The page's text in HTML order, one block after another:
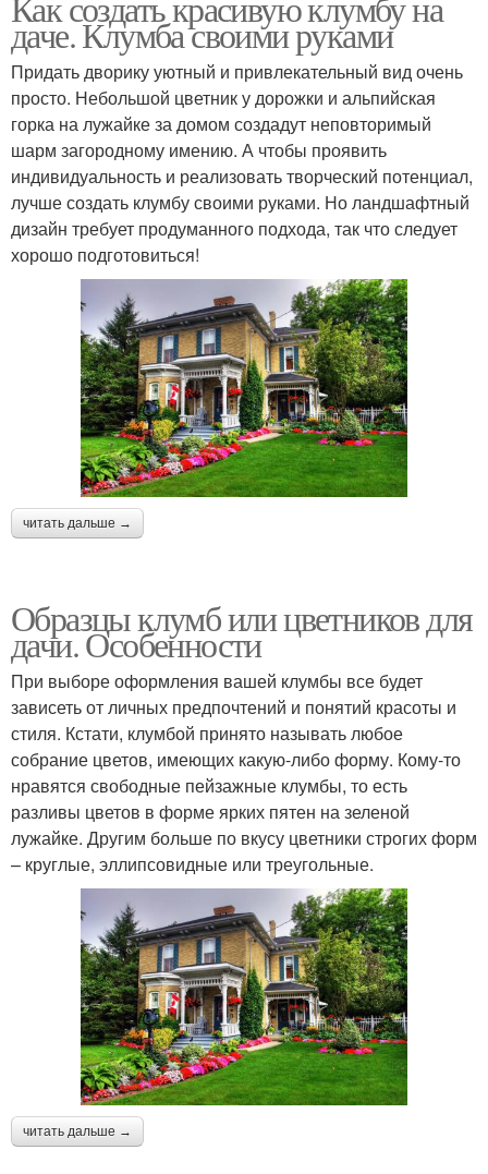
даче. Клумба своими руками
Придать дворику уютный и привлекательный вид очень
просто. Небольшой цветник у дорожки и альпийская
горка на лужайке за домом создадут неповторимый
шарм загородному имению. А чтобы проявить
индивидуальность и реализовать творческий потенциал,
лучше создать клумбу своими руками. Но ландшафтный
дизайн требует продуманного подхода, так что следует
хорошо подготовиться!
читать дальше →
Образцы клумб или цветников для
дачи. Особенности
При выборе оформления вашей клумбы все будет
зависеть от личных предпочтений и понятий красоты и
стиля. Кстати, клумбой принято называть любое
собрание цветов, имеющих какую-либо форму. Кому-то
нравятся свободные пейзажные клумбы, то есть
разливы цветов в форме ярких пятен на зеленой
лужайке. Другим больше по вкусу цветники строгих форм
– круглые, эллипсовидные или треугольные.
читать дальше →